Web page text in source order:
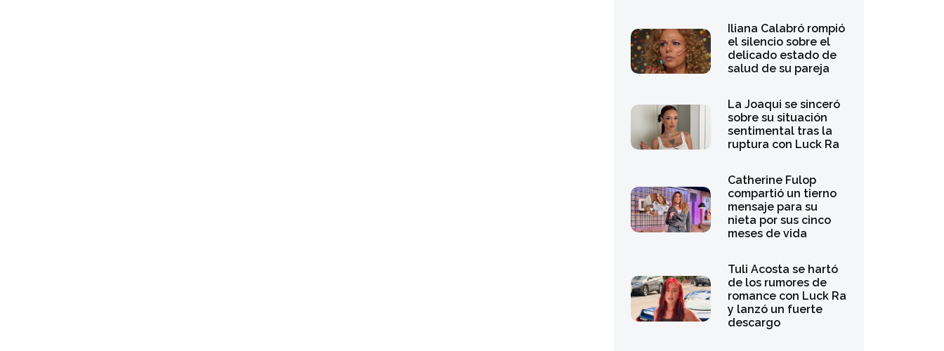
Iliana Calabró rompió
el silencio sobre el
delicado estado de
salud de su pareja
La Joaqui se sinceró
sobre su situación
sentimental tras la
ruptura con Luck Ra
Catherine Fulop
compartió un tierno
mensaje para su
nieta por sus cinco
meses de vida
Tuli Acosta se hartó
de los rumores de
romance con Luck Ra
y lanzó un fuerte
descargo